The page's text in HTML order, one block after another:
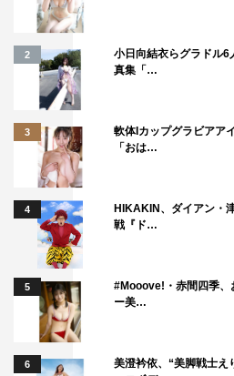
2
小日向結衣らグラドル6
真集「…
3
軟体Iカップグラビアア
「おは…
4
HIKAKIN、ダイアン・
戦『ド…
5
#Mooove!・赤間四季、
ー美…
6
美澄衿依、“美脚戦士え